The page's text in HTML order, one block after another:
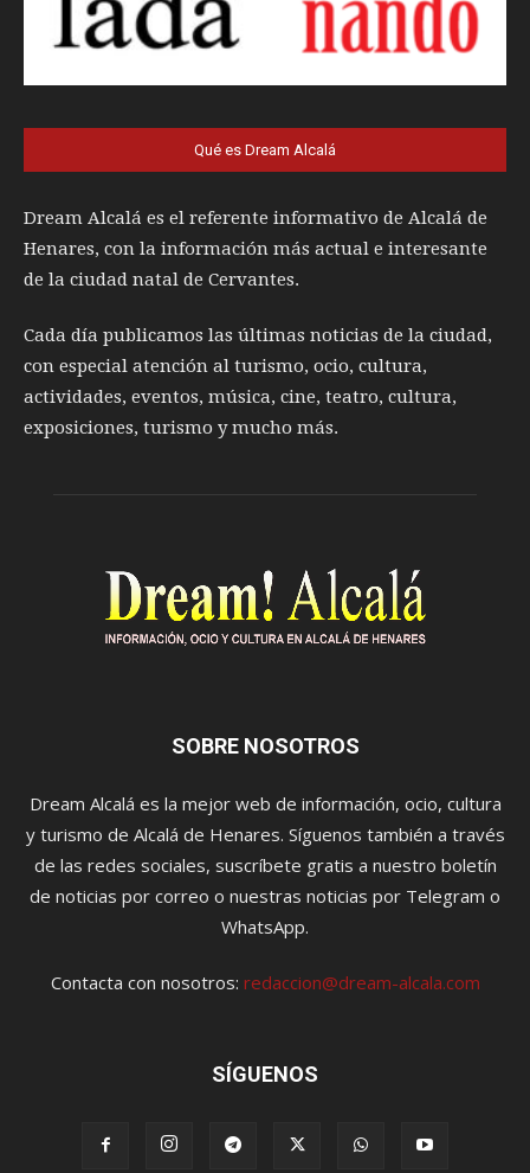
Qué es Dream Alcalá
Dream Alcalá es el referente informativo de Alcalá de
Henares, con la información más actual e interesante
de la ciudad natal de Cervantes.
Cada día publicamos las últimas noticias de la ciudad,
con especial atención al turismo, ocio, cultura,
actividades, eventos, música, cine, teatro, cultura,
exposiciones, turismo y mucho más.
SOBRE NOSOTROS
Dream Alcalá es la mejor web de información, ocio, cultura
y turismo de Alcalá de Henares. Síguenos también a través
de las redes sociales, suscríbete gratis a nuestro boletín
de noticias por correo o nuestras noticias por Telegram o
WhatsApp.
Contacta con nosotros: redaccion@dream-alcala.com
SÍGUENOS